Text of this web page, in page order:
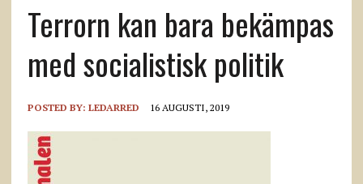
Terrorn kan bara bekämpas
med socialistisk politik
POSTED BY: LEDARRED 16 AUGUSTI, 2019